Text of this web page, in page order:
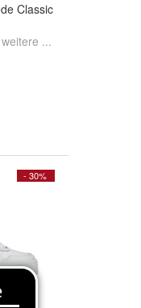
Classic
weitere ...
- 30%